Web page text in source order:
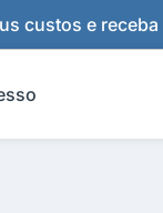
custos e